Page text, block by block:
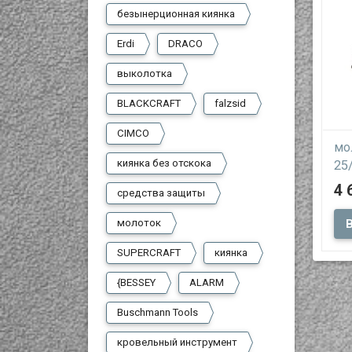
безынерционная киянка
Erdi DRACO
выколотка
BLACKCRAFT falzsid
CIMCO
киянка без отскока
средства защиты
молоток
SUPERCRAFT киянка
{BESSEY ALARM
Buschmann Tools
кровельный инструмент
4